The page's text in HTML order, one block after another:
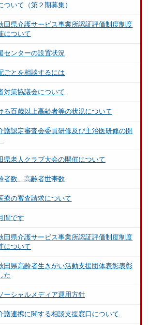
ついて（第２期募集）
田県介護サービス事業所認証評価制度制度
について
センターの設置状況
ごとを相談するには
対策協議会について
る百歳以上高齢者等の状況について
護認定審査会委員研修及び主治医研修の開
県老人クラブ大会の開催について
者数、高齢者世帯数
療の審査請求について
間です
田県介護サービス事業所認証評価制度制度
について
田県高齢者生きがい活動支援団体表彰表彰
た
ーシャルメディア運用方針
護連携に関する相談支援窓口について